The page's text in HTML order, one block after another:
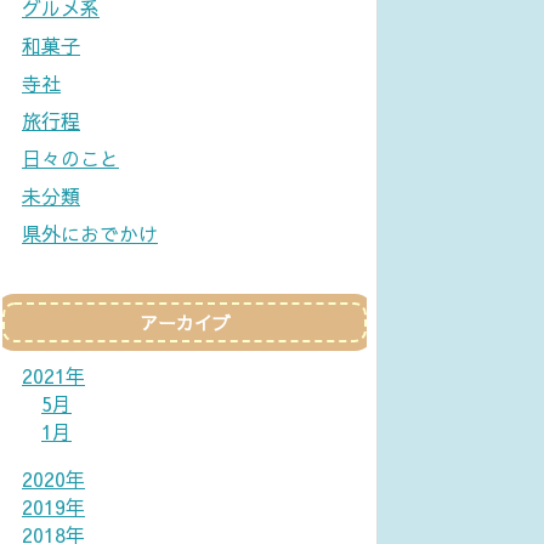
グルメ系
和菓子
寺社
旅行程
日々のこと
未分類
県外におでかけ
アーカイブ
2021年
5月
1月
2020年
2019年
2018年